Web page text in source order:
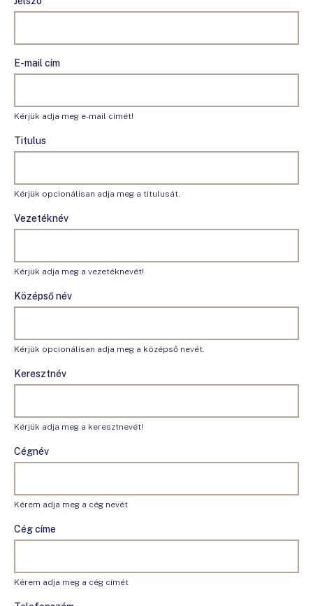
E-mail cím
Kérjük adja meg e-mail címét!
Titulus
Kérjük opcionálisan adja meg a titulusát.
Vezetéknév
Kérjük adja meg a vezetéknevét!
Középső név
Kérjük opcionálisan adja meg a középső nevét.
Keresztnév
Kérjük adja meg a keresztnevét!
Cégnév
Kérem adja meg a cég nevét
Cég címe
Kérem adja meg a cég címét